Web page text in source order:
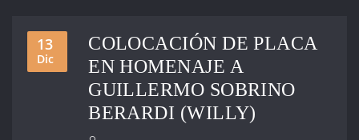
13
Dic
COLOCACIÓN DE PLACA
EN HOMENAJE A
GUILLERMO SOBRINO
BERARDI (WILLY)